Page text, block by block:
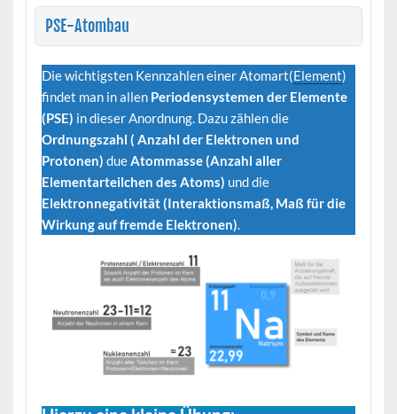
PSE-Atombau
Die wichtigsten Kennzahlen einer Atomart(Element)
findet man in allen Periodensystemen der Elemente
(PSE) in dieser Anordnung. Dazu zählen die
Ordnungszahl ( Anzahl der Elektronen und
Protonen) dueAtommasse (Anzahl aller
Elementarteilchen des Atoms) und die
Elektronnegativität (Interaktionsmaß, Maß für die
Wirkung auf fremde Elektronen).